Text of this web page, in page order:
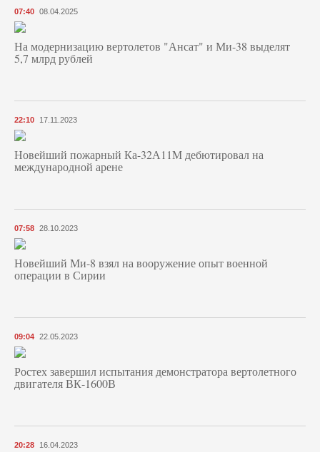
07:40 08.04.2025
На модернизацию вертолетов "Ансат" и Ми-38 выделят
5,7 млрд рублей
22:10 17.11.2023
Новейший пожарный Ка-32А11М дебютировал на
международной арене
07:58 28.10.2023
Новейший Ми-8 взял на вооружение опыт военной
операции в Сирии
09:04 22.05.2023
Ростех завершил испытания демонстратора вертолетного
двигателя ВК-1600В
20:28 16.04.2023